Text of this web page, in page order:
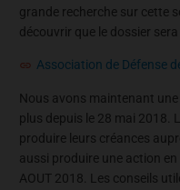
grande recherche sur cette
découvrir que le dossier sera
Association de Défense
Nous avons maintenant
plus depuis le 28 mai 2018.
produire leurs créances
aussi produire une action
AOUT 2018. Les conseils